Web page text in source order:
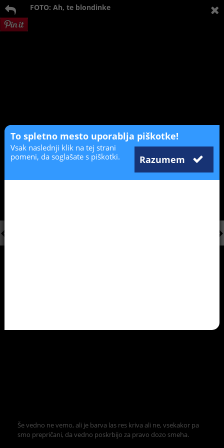
FOTO: Ah, te blondinke
Še vedno ne vemo, ali je barva las res kriva ali ne, vsekakor pa
smo prepričani, da vedno poskrbijo za pravo dozo smeha.
To spletno mesto uporablja piškotke!
Razumem
Vsak naslednji klik na tej strani
pomeni, da soglašate s piškotki.